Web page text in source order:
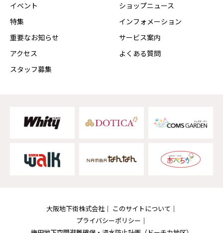
イベント
特集
重要なお知らせ
アクセス
スタッフ募集
ショップニュース
インフォメーション
サービス案内
よくある質問
大阪地下街株式会社
このサイトについて
プライバシーポリシー